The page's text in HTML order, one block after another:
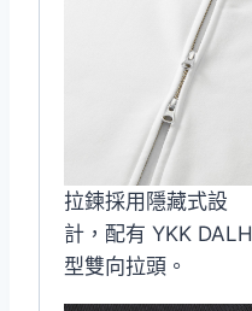
拉鍊採用隱藏式設
計，配有 YKK DALH
型雙向拉頭。